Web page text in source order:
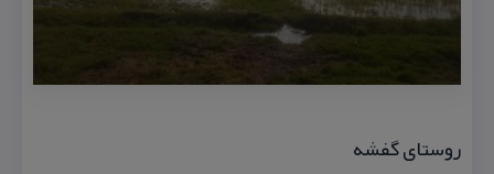
روستای گفشه